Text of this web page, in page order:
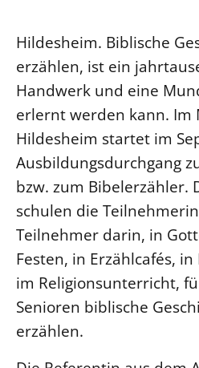
Hildesheim. Biblische
erzählen, ist ein
Handwerk und eine
erlernt werden kann. Im
Hildesheim startet im
Ausbildungsdurchgang
bzw. zum Bibelerzähler.
schulen die
Teilnehmer darin, in
Festen, in Erzählcafés,
im Religionsunterricht,
Senioren biblische
erzählen.
Personalausschuss
LANDESKIRCHENAMT
Willkommen
Kollegium
Abteilungen des
Rechnungsprüfungsamt
Fachstelle Sexualisierte
Beschwerdestellen
Kirchenämter
Gleichstellung
Datenschutz
Lutherische Kirche
Glaubensbekenntnis
Positionen
Ökumene
Religionen
KLIMASCHUTZ
Nachhaltigkeit
Erneuerbare Energien
Mobilität
Naturschutz
Gebäude
Datenschutz
Kontakt
Barrierefreiheit
Presse
Freie Stellen
Service für Gemeinden
Suche